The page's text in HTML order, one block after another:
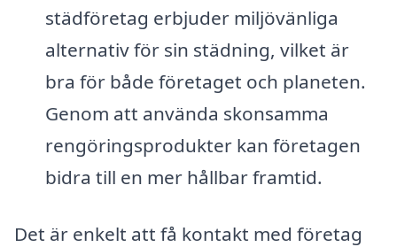
städföretag erbjuder miljövänliga
alternativ för sin städning, vilket är
bra för både företaget och planeten.
Genom att använda skonsamma
rengöringsprodukter kan företagen
bidra till en mer hållbar framtid.
Det är enkelt att få kontakt med företag